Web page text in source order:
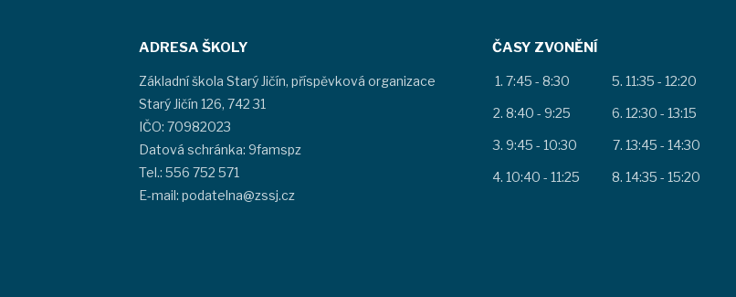
ADRESA ŠKOLY
Základní škola Starý Jičín, příspěvková organizace
Starý Jičín 126, 742 31
IČO: 70982023
Datová schránka: 9famspz
Tel.: 556 752 571
E-mail: podatelna@zssj.cz
ČASY ZVONĚNÍ
7:45 - 8:30
8:40 - 9:25
9:45 - 10:30
10:40 - 11:25
11:35 - 12:20
12:30 - 13:15
13:45 - 14:30
14:35 - 15:20